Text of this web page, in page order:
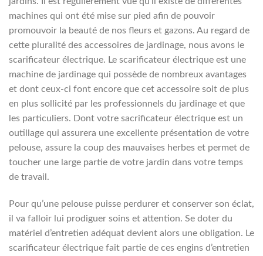
machines qui ont été mise sur pied afin de pouvoir
promouvoir la beauté de nos fleurs et gazons. Au regard de
cette pluralité des accessoires de jardinage, nous avons le
scarificateur électrique. Le scarificateur électrique est une
machine de jardinage qui possède de nombreux avantages
et dont ceux-ci font encore que cet accessoire soit de plus
en plus sollicité par les professionnels du jardinage et que
les particuliers. Dont votre sacrificateur électrique est un
outillage qui assurera une excellente présentation de votre
pelouse, assure la coup des mauvaises herbes et permet de
toucher une large partie de votre jardin dans votre temps
de travail.
Pour qu’une pelouse puisse perdurer et conserver son éclat,
il va falloir lui prodiguer soins et attention. Se doter du
matériel d’entretien adéquat devient alors une obligation. Le
scarificateur électrique fait partie de ces engins d’entretien